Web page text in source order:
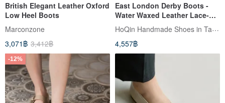
British Elegant Leather Oxford
Low Heel Boots
Marconzone
3,071฿ 3,412฿
East London Derby Boots -
Water Waxed Leather Lace-up
Ankle Boots
HoQin Handmade Shoes in Tainan
4,557฿
-12%